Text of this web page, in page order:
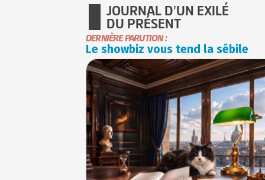
JOURNAL D'UN EXILÉ
DU PRÉSENT
DERNIÈRE PARUTION :
Le showbiz vous tend la sébile